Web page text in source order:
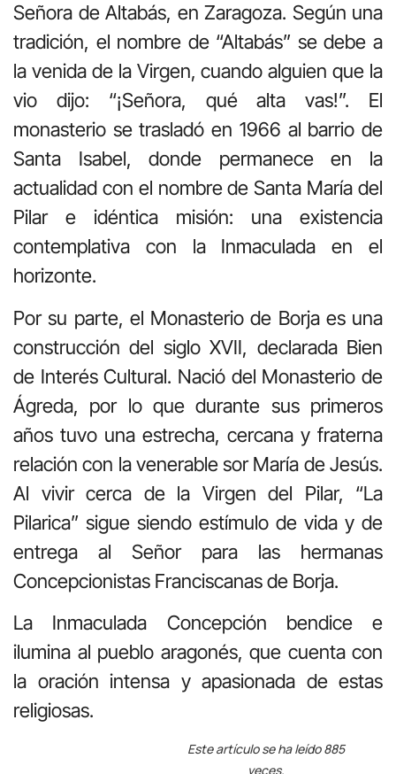
Señora de Altabás, en Zaragoza. Según una
tradición, el nombre de “Altabás” se debe a
la venida de la Virgen, cuando alguien que la
vio dijo: “¡Señora, qué alta vas!”. El
monasterio se trasladó en 1966 al barrio de
Santa Isabel, donde permanece en la
actualidad con el nombre de Santa María del
Pilar e idéntica misión: una existencia
contemplativa con la Inmaculada en el
horizonte.
Por su parte, el Monasterio de Borja es una
construcción del siglo XVII, declarada Bien
de Interés Cultural. Nació del Monasterio de
Ágreda, por lo que durante sus primeros
años tuvo una estrecha, cercana y fraterna
relación con la venerable sor María de Jesús.
Al vivir cerca de la Virgen del Pilar, “La
Pilarica” sigue siendo estímulo de vida y de
entrega al Señor para las hermanas
Concepcionistas Franciscanas de Borja.
La Inmaculada Concepción bendice e
ilumina al pueblo aragonés, que cuenta con
la oración intensa y apasionada de estas
religiosas.
Este artículo se ha leído 885
veces.